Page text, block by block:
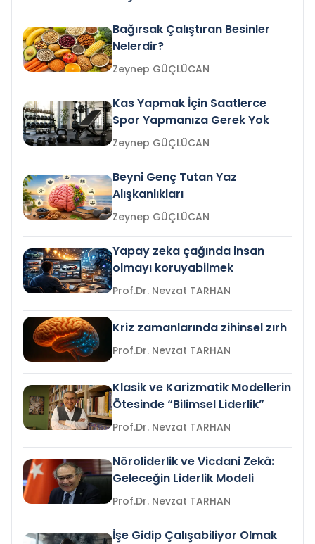
Bağırsak Çalıştıran Besinler
Nelerdir?
Zeynep GÜÇLÜCAN
Kas Yapmak İçin Saatlerce
Spor Yapmanıza Gerek Yok
Zeynep GÜÇLÜCAN
Beyni Genç Tutan Yaz
Alışkanlıkları
Zeynep GÜÇLÜCAN
Yapay zeka çağında insan
olmayı koruyabilmek
Prof.Dr. Nevzat TARHAN
Kriz zamanlarında zihinsel zırh
Prof.Dr. Nevzat TARHAN
Klasik ve Karizmatik Modellerin
Ötesinde “Bilimsel Liderlik”
Prof.Dr. Nevzat TARHAN
Nöroliderlik ve Vicdani Zekâ:
Geleceğin Liderlik Modeli
Prof.Dr. Nevzat TARHAN
İşe Gidip Çalışabiliyor Olmak